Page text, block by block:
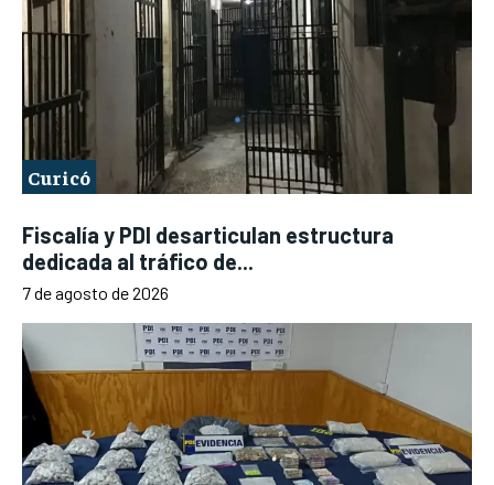
Curicó
Fiscalía y PDI desarticulan estructura
dedicada al tráfico de...
7 de agosto de 2026